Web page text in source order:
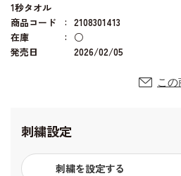
1秒タオル
商品コード
2108301413
在庫
○
発売日
2026/02/05
こ
刺繍設定
刺繍を設定する